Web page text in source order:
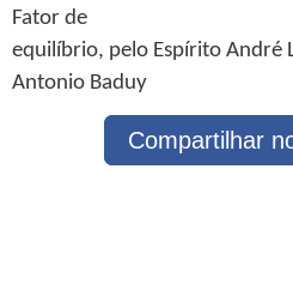
Fator de
equilíbrio, pelo Espírito André
Antonio Baduy
Compartilhar